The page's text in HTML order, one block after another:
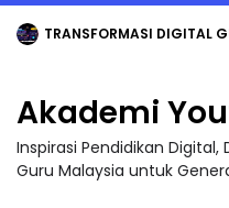
TRANSFORMASI DIGITAL GURU SIRI 7 : PAHLAWAN
Akademi
Inspirasi Pendidikan
Guru Malaysia untuk